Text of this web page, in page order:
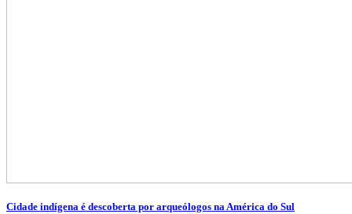
Cidade indígena é descoberta por arqueólogos na América do Sul